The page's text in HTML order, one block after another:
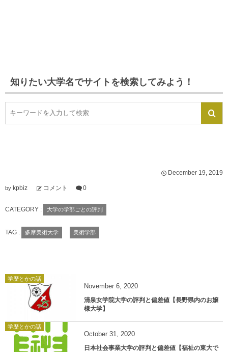
知りたい大学名でサイトを検索してみよう！
December 19, 2019
by kpbiz コメント 0
CATEGORY : 大学の学部ごとの評判
TAG : 多摩美術大学 美術学部
学歴とかの話
November 6, 2020
清泉女学院大学の評判と偏差値【長野県内のお嬢
様大学】
学歴とかの話
October 31, 2020
日本社会事業大学の評判と偏差値【福祉の東大で